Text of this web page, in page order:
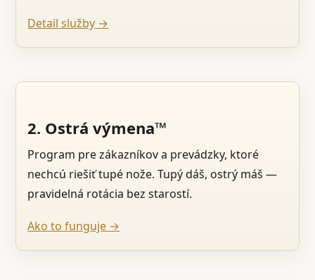
Detail služby →
2. Ostrá výmena™
Program pre zákazníkov a prevádzky, ktoré
nechcú riešiť tupé nože. Tupý dáš, ostrý máš —
pravidelná rotácia bez starostí.
Ako to funguje →